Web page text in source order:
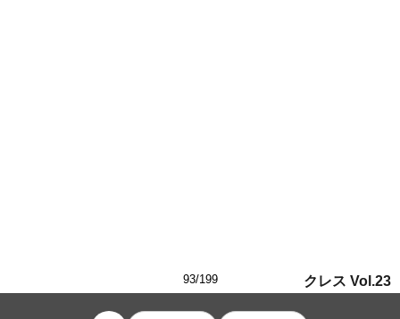
93/199 クレス Vol.23